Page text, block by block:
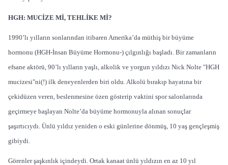
HGH: MUCİZE Mİ, TEHLİKE Mİ?
1990’lı yılların sonlarından itibaren Amerika’da müthiş bir büyüme
hormonu (HGH-İnsan Büyüme Hormonu-) çılgınlığı başladı. Bir zamanların
efsane aktörü, 90’lı yılların yaşlı, alkolik ve yorgun yıldızı Nick Nolte "HGH
mucizesi"ni(!) ilk deneyenlerden biri oldu. Alkolü bırakıp hayatına bir
çekidüzen veren, beslenmesine özen gösterip vaktini spor salonlarında
geçirmeye başlayan Nolte’da büyüme hormonuyla alınan sonuçlar
şaşırtıcıydı. Ünlü yıldız yeniden o eski günlerine dönmüş, 10 yaş gençleşmiş
gibiydi.
Görenler şaşkınlık içindeydi. Ortak kanaat ünlü yıldızın en az 10 yıl